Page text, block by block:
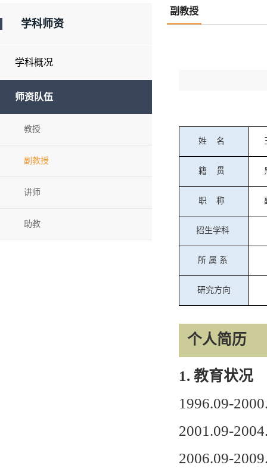
学科师资
学科概况
师资队伍
教授
副教授
讲师
助教
副教授
姓 名
籍 贯
职 称
招生学科
所 属 系
研究方向
个人简历
1. 教育状况
1996.09-
2001.09-
2006.09-